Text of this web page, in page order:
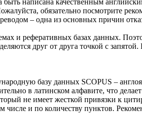
обязательно посмотрите
– одна из основных причин
и реферативных базах данных.
друг от друга точкой с запятой.
базу данных SCOPUS –
в латинском алфавите, что
не имеет жесткой привязки к
и по количеству пунктов.